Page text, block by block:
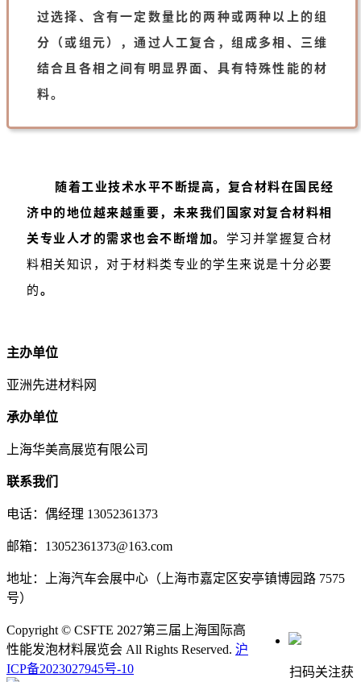
过选择、含有一定数量比的两种或两种以上的组
分（或组元），通过人工复合，组成多相、三维
结合且各相之间有明显界面、具有特殊性能的材
料。
随着工业技术水平不断提高，复合材料在国民经
济中的地位越来越重要，未来我们国家对复合材料相
关专业人才的需求也会不断增加。 学习并掌握复合材
料相关知识，对于材料类专业的学生来说是十分必要
的。
主办单位
亚洲先进材料网
承办单位
上海华美高展览有限公司
联系我们
电话：偶经理 13052361373
邮箱：13052361373@163.com
地址：上海汽车会展中心（上海市嘉定区安亭镇博园路 7575
号）
扫码关注获
Copyright © CSFTE 2027第三届上海国际高
性能发泡材料展览会 All Rights Reserved. 沪
ICP备2023027945号-10